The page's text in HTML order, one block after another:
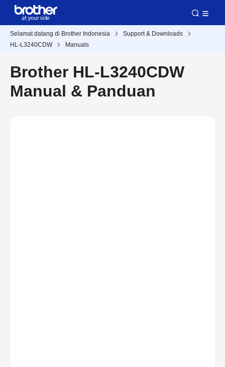
Selamat datang di Brother Indonesia
Support & Downloads
HL-L3240CDW
Manuals
Brother HL-L3240CDW
Manual & Panduan